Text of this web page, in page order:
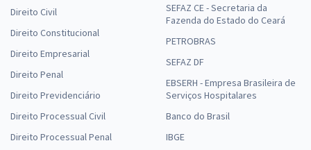
Direito Civil
Direito Constitucional
Direito Empresarial
Direito Penal
Direito Previdenciário
Direito Processual Civil
Direito Processual Penal
SEFAZ CE - Secretaria da
Fazenda do Estado do Ceará
PETROBRAS
SEFAZ DF
EBSERH - Empresa Brasileira de
Serviços Hospitalares
Banco do Brasil
IBGE